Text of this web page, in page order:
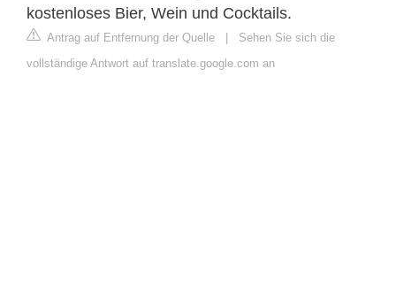
kostenloses Bier, Wein und Cocktails.
Antrag auf Entfernung der Quelle
Sehen Sie sich die
vollständige Antwort auf translate.google.com an